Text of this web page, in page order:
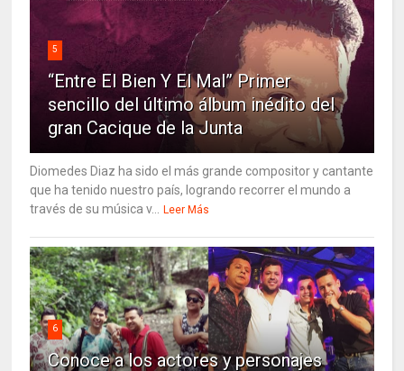
5
“Entre El Bien Y El Mal” Primer
sencillo del último álbum inédito del
gran Cacique de la Junta
Diomedes Diaz ha sido el más grande compositor y cantante
que ha tenido nuestro país, logrando recorrer el mundo a
través de su música v...
Leer Más
6
Conoce a los actores y personajes